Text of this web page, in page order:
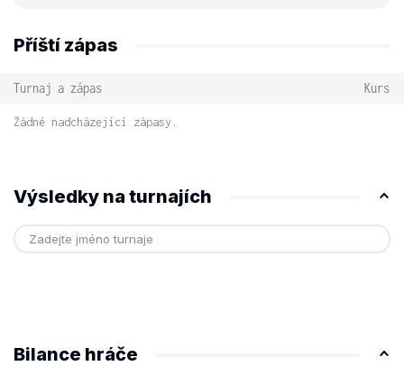
Příští zápas
Turnaj a zápas Kurs
Žádné nadcházející zápasy.
Výsledky na turnajích
Bilance hráče